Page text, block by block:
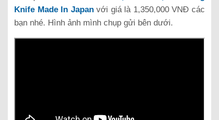
Knife Made In Japanvới giá là 1,350,000 VNĐ các
bạn nhé. Hình ảnh mình chụp gửi bên dưới.